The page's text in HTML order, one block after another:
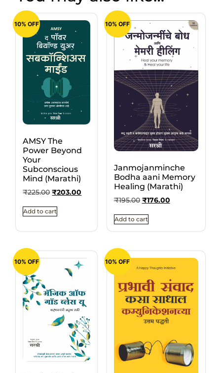
10% OFF
AMSY The
Power Beyond
Your
Subconscious
Mind (Marathi)
₹225.00 ₹203.00
Add to cart
10% OFF
Janmojanminche
Bodha aani Memory
Healing (Marathi)
₹195.00 ₹176.00
Add to cart
10% OFF 10% OFF